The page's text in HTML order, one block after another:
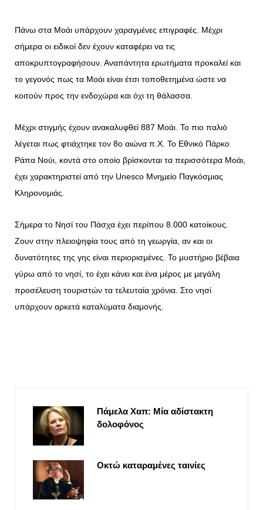
Πάνω στα Μοάι υπάρχουν χαραγμένες επιγραφές. Μέχρι
σήμερα οι ειδικοί δεν έχουν καταφέρει να τις
αποκρυπτογραφήσουν. Αναπάντητα ερωτήματα προκαλεί και
το γεγονός πως τα Μοάι είναι έτσι τοποθετημένα ώστε να
κοιτούν προς την ενδοχώρα και όχι τη θάλασσα.
Μέχρι στιγμής έχουν ανακαλυφθεί 887 Μοάι. Το πιο παλιό
λέγεται πως φτιάχτηκε τον 8ο αιώνα π.Χ. Το Εθνικό Πάρκο
Ράπα Νούι, κοντά στο οποίο βρίσκονται τα περισσότερα Μοάι,
έχει χαρακτηριστεί από την Unesco Μνημείο Παγκόσμιας
Κληρονομιάς.
Σήμερα το Νησί του Πάσχα έχει περίπου 8.000 κατοίκους.
Ζουν στην πλειοψηφία τους από τη γεωργία, αν και οι
δυνατότητες της γης είναι περιορισμένες. Το μυστήριο βέβαια
γύρω από το νησί, το έχει κάνει και ένα μέρος με μεγάλη
προσέλευση τουριστών τα τελευταία χρόνια. Στο νησί
υπάρχουν αρκετά καταλύματα διαμονής.
Πάμελα Χαπ: Μία αδίστακτη
δολοφόνος
Οκτώ καταραμένες ταινίες